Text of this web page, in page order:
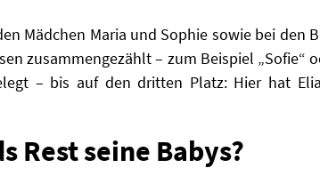
Mädchen Maria und Sophie sowie bei den
zusammengezählt – zum Beispiel „Sofie“
– bis auf den dritten Platz: Hier hat
Rest seine Babys?